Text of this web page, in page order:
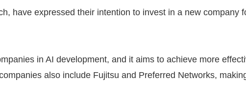
have expressed their intention to invest in a new company
in AI development, and it aims to achieve more
also include Fujitsu and Preferred Networks,